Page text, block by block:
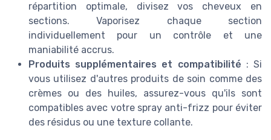
répartition optimale, divisez vos cheveux en
sections. Vaporisez chaque section
individuellement pour un contrôle et une
maniabilité accrus.
Produits supplémentaires et compatibilité : Si
vous utilisez d'autres produits de soin comme des
crèmes ou des huiles, assurez-vous qu'ils sont
compatibles avec votre spray anti-frizz pour éviter
des résidus ou une texture collante.